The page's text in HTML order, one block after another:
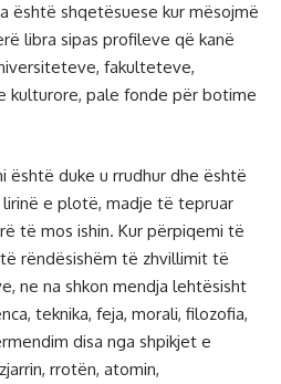
është shqetësuese kur mësojmë
libra sipas profileve që kanë
fakulteteve,
kulturore, pale fonde për botime
është duke u rrudhur dhe është
e plotë, madje të tepruar
të mos ishin. Kur përpiqemi të
rëndësishëm të zhvillimit të
ne na shkon mendja lehtësisht
teknika, feja, morali, filozofia,
disa nga shpikjet e
rrotën, atomin,